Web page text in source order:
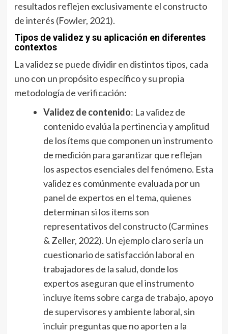
resultados reflejen exclusivamente el constructo
de interés (Fowler, 2021).
Tipos de validez y su aplicación en diferentes
contextos
La validez se puede dividir en distintos tipos, cada
uno con un propósito específico y su propia
metodología de verificación:
Validez de contenido: La validez de
contenido evalúa la pertinencia y amplitud
de los ítems que componen un instrumento
de medición para garantizar que reflejan
los aspectos esenciales del fenómeno. Esta
validez es comúnmente evaluada por un
panel de expertos en el tema, quienes
determinan si los ítems son
representativos del constructo (Carmines
& Zeller, 2022). Un ejemplo claro sería un
cuestionario de satisfacción laboral en
trabajadores de la salud, donde los
expertos aseguran que el instrumento
incluye ítems sobre carga de trabajo, apoyo
de supervisores y ambiente laboral, sin
incluir preguntas que no aporten a la